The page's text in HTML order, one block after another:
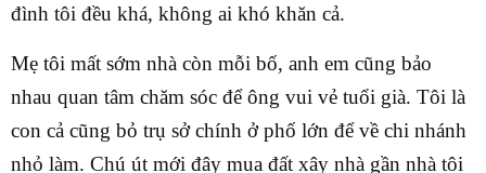
đình tôi đều khá, không ai khó khăn cả.
Mẹ tôi mất sớm nhà còn mỗi bố, anh em cũng bảo
nhau quan tâm chăm sóc để ông vui vẻ tuổi già. Tôi là
con cả cũng bỏ trụ sở chính ở phố lớn để về chi nhánh
nhỏ làm. Chú út mới đây mua đất xây nhà gần nhà tôi